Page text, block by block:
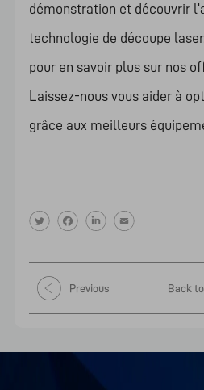
démonstration et découvrir
technologie de découpe
pour en savoir plus sur nos
Laissez-nous vous aider à
grâce aux meilleurs
Previous Back